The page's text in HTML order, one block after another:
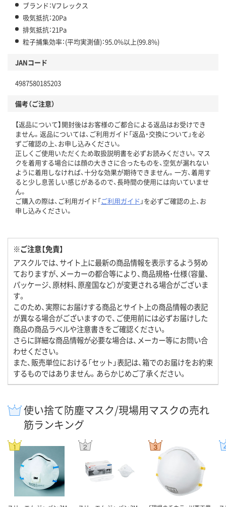
ブランド：Vフレックス
吸気抵抗：20Pa
排気抵抗：21Pa
粒子捕集効率：(平均実測値)：95.0%以上(99.8%)
JANコード
4987580185203
備考（ご注意）
【返品について】開封後はお客様のご都合による返品はお受けでき
ません。返品については、ご利用ガイド「返品・交換について」を必
ずご確認の上、お申し込みください。
正しくご使用いただくため取扱説明書を必ずお読みください。マス
クを着用する場合には顔の大きさに合ったものを、空気が漏れない
ように着用しなければ、十分な効果が期待できません。一方、着用す
ると少し息苦しい感じがあるので、長時間の使用には向いていませ
ん。
ご購入の際は、ご利用ガイド「ご利用ガイド 」を必ずご確認の上、お
申し込みください。
※ご注意【免責】
アスクルでは、サイト上に最新の商品情報を表示するよう努め
ておりますが、メーカーの都合等により、商品規格・仕様（容量、
パッケージ、原材料、原産国など）が変更される場合がございま
す。
このため、実際にお届けする商品とサイト上の商品情報の表記
が異なる場合がございますので、ご使用前には必ずお届けした
商品の商品ラベルや注意書きをご確認ください。
さらに詳細な商品情報が必要な場合は、メーカー等にお問い合
わせください。
また、販売単位における「セット」表記は、箱でのお届けをお約束
するものではありません。あらかじめご了承ください。
使い捨て防塵マスク/現場用マスクの売れ
筋ランキング